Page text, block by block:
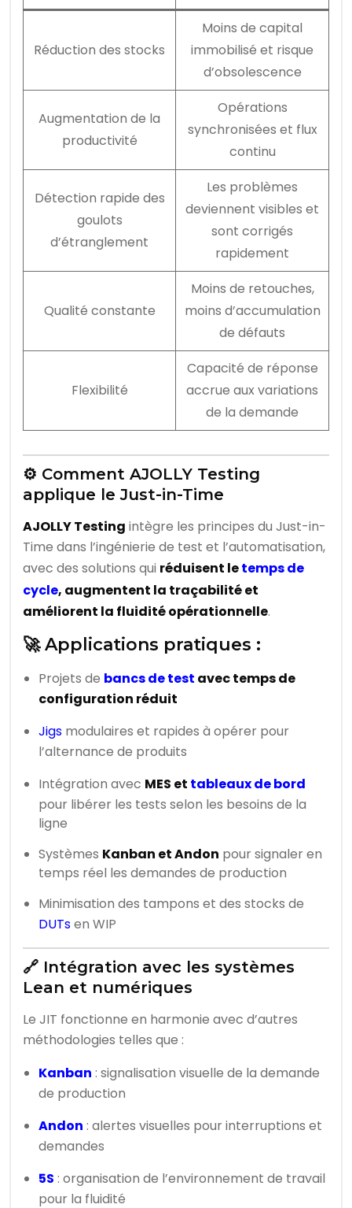
Réduction des stocks
Moins de capital
immobilisé et risque
d’obsolescence
Augmentation de la
productivité
Opérations
synchronisées et flux
continu
Détection rapide des
goulots
d’étranglement
Les problèmes
deviennent visibles et
sont corrigés
rapidement
Qualité constante
Moins de retouches,
moins d’accumulation
de défauts
Flexibilité
Capacité de réponse
accrue aux variations
de la demande
⚙️ Comment AJOLLY Testing
applique le Just-in-Time
AJOLLY Testing intègre les principes du Just-in-
Time dans l’ingénierie de test et l’automatisation,
avec des solutions qui réduisent letemps de
cycle, augmentent la traçabilité et
améliorent la fluidité opérationnelle.
🚀 Applications pratiques :
Projets de bancs de test avec temps de
configuration réduit
Jigs modulaires et rapides à opérer pour
l’alternance de produits
Intégration avec MES et tableaux de bord
pour libérer les tests selon les besoins de la
ligne
Systèmes Kanban et Andon pour signaler en
temps réel les demandes de production
Minimisation des tampons et des stocks de
DUTsen WIP
🔗 Intégration avec les systèmes
Lean et numériques
Le JIT fonctionne en harmonie avec d’autres
méthodologies telles que :
Kanban : signalisation visuelle de la demande
de production
Andon : alertes visuelles pour interruptions et
demandes
5S : organisation de l’environnement de travail
pour la fluidité